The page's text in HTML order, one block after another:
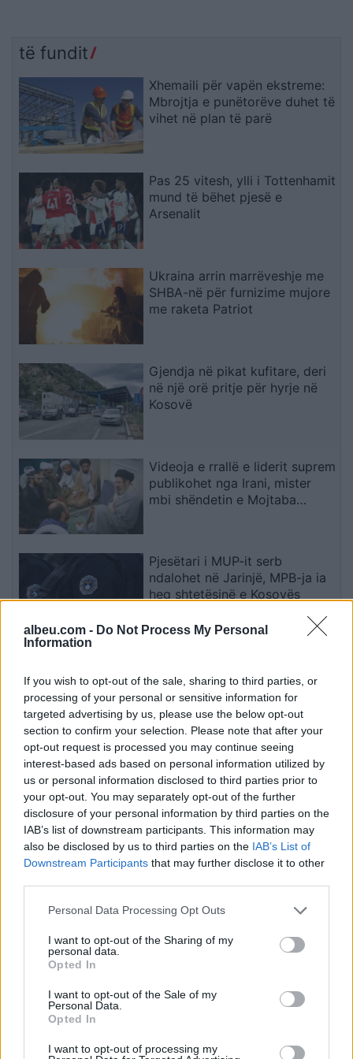
albeu.com - Do Not Process My Personal
Information
If you wish to opt-out of the sale, sharing to third parties, or
processing of your personal or sensitive information for
targeted advertising by us, please use the below opt-out
section to confirm your selection. Please note that after your
opt-out request is processed you may continue seeing
interest-based ads based on personal information utilized by
us or personal information disclosed to third parties prior to
your opt-out. You may separately opt-out of the further
disclosure of your personal information by third parties on the
IAB’s list of downstream participants. This information may
also be disclosed by us to third parties on the IAB’s List of
Downstream Participants that may further disclose it to other
Personal Data Processing Opt Outs
I want to opt-out of the Sharing of my
personal data.
Opted In
I want to opt-out of the Sale of my
Personal Data.
Opted In
I want to opt-out of processing my
të fundit
Xhemaili për vapën ekstreme:
Mbrojtja e punëtorëve duhet të
vihet në plan të parë
Pas 25 vitesh, ylli i Tottenhamit
mund të bëhet pjesë e
Arsenalit
Ukraina arrin marrëveshje me
SHBA-në për furnizime mujore
me raketa Patriot
Gjendja në pikat kufitare, deri
në një orë pritje për hyrje në
Kosovë
Videoja e rrallë e liderit suprem
publikohet nga Irani, mister
mbi shëndetin e Mojtaba
Pjesëtari i MUP-it serb
ndalohet në Jarinjë, MPB-ja ia
heq shtetësinë e Kosovës
Milanit, Xabi Alonso vlerëson
paraqitjen e plotë të skuadrës